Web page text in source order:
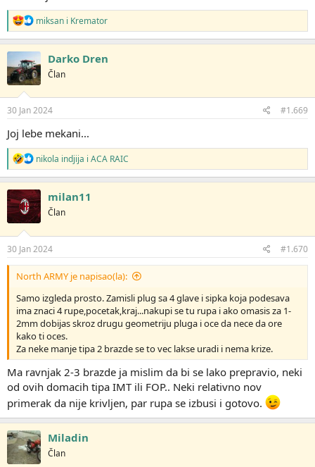
R
e
a
g
o
v
a
n
j
:
miksan i Kremator
Darko Dren
Član
30 Jan 2024 #1.669
Joj lebe mekani...
R
e
a
g
o
v
a
n
j
:
nikola indjija i ACA RAIC
milan11
Član
30 Jan 2024 #1.670
North ARMY je napisao(la):
Samo izgleda prosto. Zamisli plug sa 4 glave i sipka koja podesava
ima znaci 4 rupe,pocetak,kraj...nakupi se tu rupa i ako omasis za 1-
2mm dobijas skroz drugu geometriju pluga i oce da nece da ore
kako ti oces.
Za neke manje tipa 2 brazde se to vec lakse uradi i nema krize.
Ma ravnjak 2-3 brazde ja mislim da bi se lako prepravio, neki
od ovih domacih tipa IMT ili FOP.. Neki relativno nov
primerak da nije krivljen, par rupa se izbusi i gotovo.
Miladin
Član